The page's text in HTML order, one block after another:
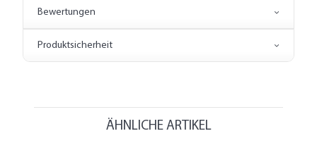
Bewertungen
Produktsicherheit
ÄHNLICHE ARTIKEL